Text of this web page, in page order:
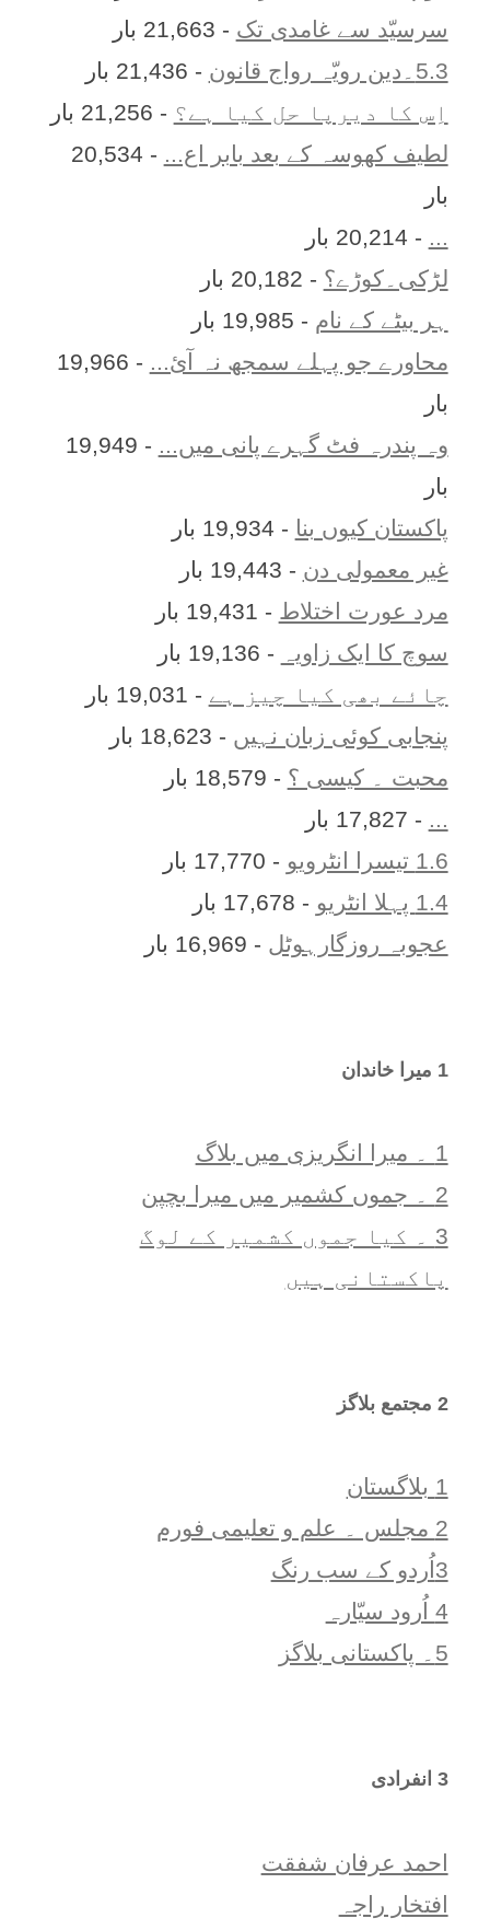
سرسیّد سے غامدی تک - 21,663 بار
5.3۔دین رویّہ رواج قانون
- 21,436 بار
اِس کا ديرپا حل کيا ہے؟ - 21,256 بار
لطیف کھوسہ کے بعد بابر اع...
- 20,534
بار
... - 20,214 بار
لڑکی۔کوڑے؟ - 20,182 بار
ہر بيٹے کے نام - 19,985 بار
محاورے جو پہلے سمجھ نہ آئ...
- 19,966
بار
وہ پندرہ فٹ گہرے پانی میں...
- 19,949
بار
پاکستان کیوں بنا - 19,934 بار
غیر معمولی دن - 19,443 بار
مرد عورت اختلاط - 19,431 بار
سوچ کا ایک زاویہ
- 19,136 بار
چائے بھی کیا چیز ہے - 19,031 بار
پنجابی کوئی زبان نہیں - 18,623 بار
محبت ۔ کیسی ؟ - 18,579 بار
... - 17,827 بار
1.6 تیسرا انٹرویو
- 17,770 بار
1.4 پہلا انٹریو
- 17,678 بار
عجوبہ روزگارہوٹل - 16,969 بار
1 ميرا خاندان
1 ۔ ميرا انگريزی ميں بلاگ
2 ۔ جموں کشمیر میں میرا بچپن
3 ۔ کیا جموں کشمیر کے لوگ
پاکستانی ہیں
2 مجتمع بلاگز
1 بلاگستان
2 مجلس ۔ علم و تعلیمی فورم
3اُردو کے سب رنگ
4 اُرود سیّارہ
5۔ پاکستانی بلاگز
3 انفرادی
احمد عرفان شفقت
افتخار راجہ